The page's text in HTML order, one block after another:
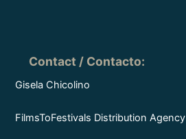
Contact / Contacto:
Gisela Chicolino
FilmsToFestivals Distribution Agency